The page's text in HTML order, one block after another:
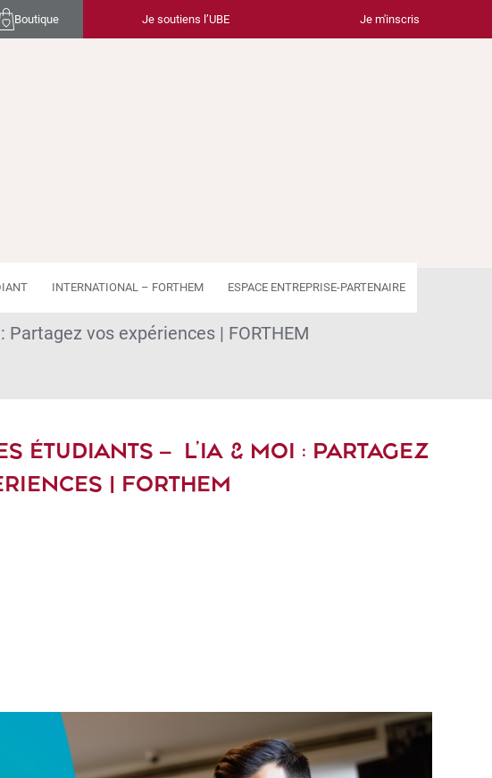
Boutique Je soutiens l’UBE Je m'inscris
INTERNATIONAL – FORTHEM ESPACE ENTREPRISE-PARTENAIRE
vos expériences | FORTHEM
ÉTUDIANTS – L’IA & MOI : PARTAGEZ
| FORTHEM